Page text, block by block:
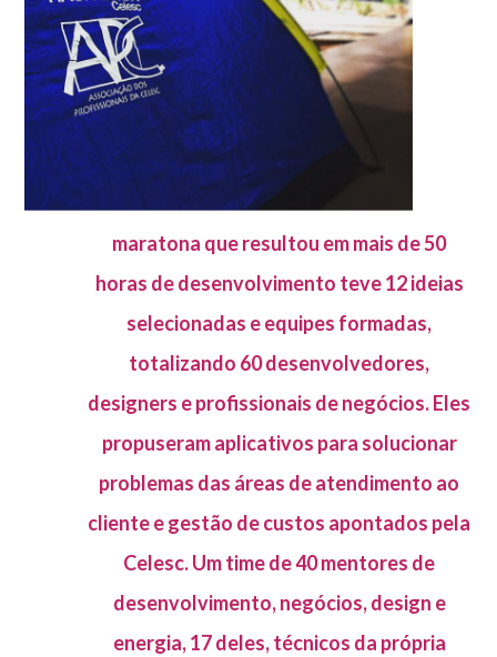
maratona que resultou em mais de 50
horas de desenvolvimento teve 12 ideias
selecionadas e equipes formadas,
totalizando 60 desenvolvedores,
designers e profissionais de negócios. Eles
propuseram aplicativos para solucionar
problemas das áreas de atendimento ao
cliente e gestão de custos apontados pela
Celesc. Um time de 40 mentores de
desenvolvimento, negócios, design e
energia, 17 deles, técnicos da própria